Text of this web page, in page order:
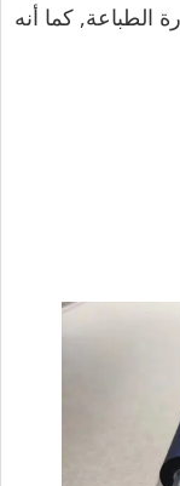
الطباعة, كما أنه